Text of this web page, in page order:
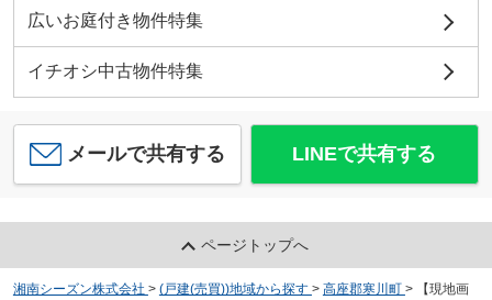
広いお庭付き物件特集
イチオシ中古物件特集
メールで共有する LINEで共有する
ページトップへ
湘南シーズン株式会社 > (戸建(売買))地域から探す > 高座郡寒川町 >
【現地画